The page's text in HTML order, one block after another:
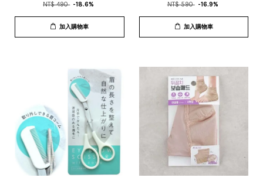
NT$ 490 -18.6%
加入購物車
NT$ 590 -16.9%
加入購物車